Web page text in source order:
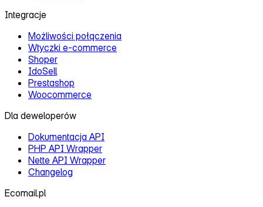
Integracje
Możliwości połączenia
Wtyczki e‑commerce
Shoper
IdoSell
Prestashop
Woocommerce
Dla deweloperów
Dokumentacja API
PHP API Wrapper
Nette API Wrapper
Changelog
Ecomail.pl